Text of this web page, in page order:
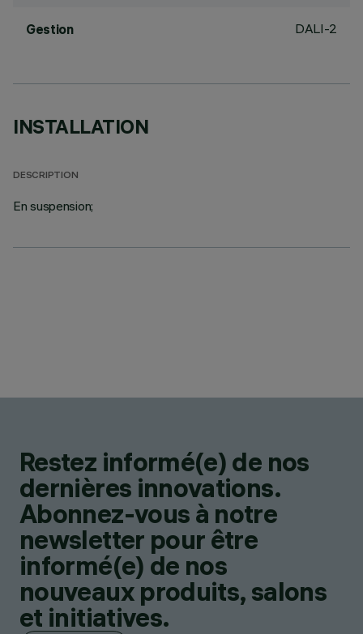
Gestion DALI-2
INSTALLATION
DESCRIPTION
En suspension;
Restez informé(e) de nos
dernières innovations.
Abonnez-vous à notre
newsletter pour être
informé(e) de nos
nouveaux produits, salons
et initiatives.